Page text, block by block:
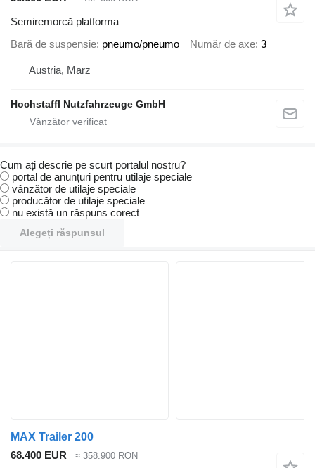
Semiremorcă platforma
Bară de suspensie pneumo/pneumo Număr de axe 3
Austria, Marz
Hochstaffl Nutzfahrzeuge GmbH
Cum ați descrie pe scurt portalul nostru?
portal de anunțuri pentru utilaje speciale
vânzător de utilaje speciale
producător de utilaje speciale
nu există un răspuns corect
Alegeți răspunsul
MAX Trailer 200
68.400 EUR
≈ 358.900 RON